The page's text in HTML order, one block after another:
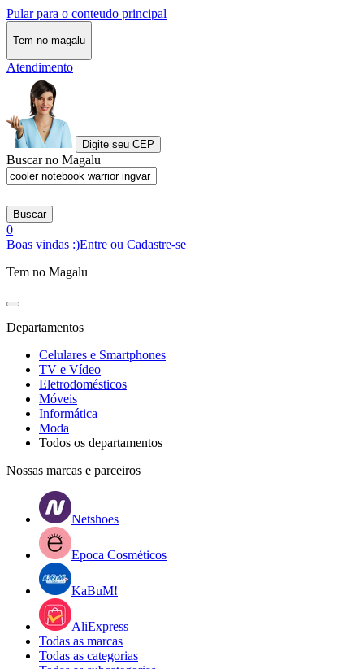
Pular para o conteudo principal
Tem no magalu
Atendimento
Digite seu CEP
Buscar no Magalu
Buscar
0
Boas vindas :)Entre ou Cadastre-se
Tem no Magalu
Departamentos
Celulares e Smartphones
TV e Vídeo
Eletrodomésticos
Móveis
Informática
Moda
Todos os departamentos
Nossas marcas e parceiros
Netshoes
Epoca Cosméticos
KaBuM!
AliExpress
Todas as marcas
Todas as categorias